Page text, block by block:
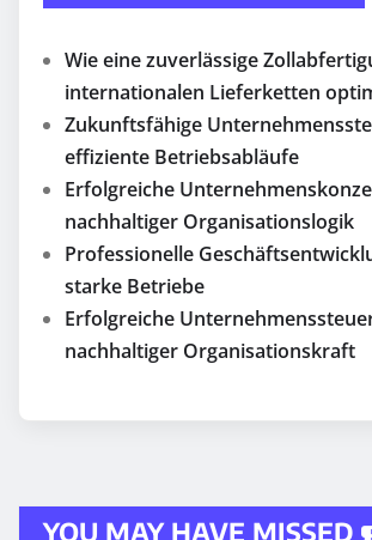
Wie eine zuverlässige
internationalen Lieferketten
Zukunftsfähige
effiziente Betriebsabläufe
Erfolgreiche
nachhaltiger Organisationslogik
Professionelle
starke Betriebe
Erfolgreiche
nachhaltiger Organisationskraft
YOU MAY HAVE MISSED